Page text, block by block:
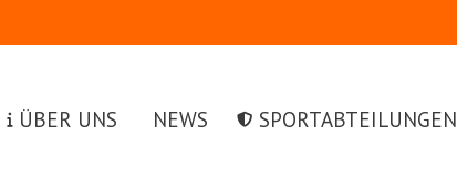
ÜBER UNS NEWS SPORTABTEILUNGEN
ÜBER UNS NEWS SPORTABTEILUNGEN